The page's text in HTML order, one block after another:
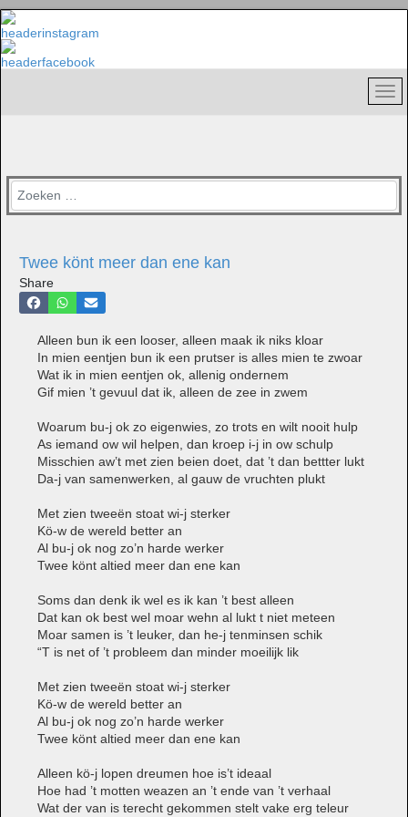
Zoeken
Twee könt meer dan ene kan
Share
Alleen bun ik een looser, alleen maak ik niks kloar
In mien eentjen bun ik een prutser is alles mien te zwoar
Wat ik in mien eentjen ok, allenig ondernem
Gif mien ’t gevuul dat ik, alleen de zee in zwem
Woarum bu-j ok zo eigenwies, zo trots en wilt nooit hulp
As iemand ow wil helpen, dan kroep i-j in ow schulp
Misschien aw’t met zien beien doet, dat ’t dan bettter lukt
Da-j van samenwerken, al gauw de vruchten plukt
Met zien tweeën stoat wi-j sterker
Kö-w de wereld better an
Al bu-j ok nog zo’n harde werker
Twee könt altied meer dan ene kan
Soms dan denk ik wel es ik kan ’t best alleen
Dat kan ok best wel moar wehn al lukt t niet meteen
Moar samen is ’t leuker, dan he-j tenminsen schik
“T is net of ’t probleem dan minder moeilijk lik
Met zien tweeën stoat wi-j sterker
Kö-w de wereld better an
Al bu-j ok nog zo’n harde werker
Twee könt altied meer dan ene kan
Alleen kö-j lopen dreumen hoe is’t ideaal
Hoe had ’t motten weazen an ’t ende van ’t verhaal
Wat der van is terecht gekommen stelt vake erg teleur